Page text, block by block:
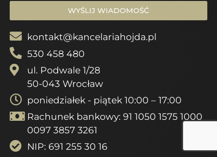
kontakt@kancelariahojda.pl
530 458 480
ul. Podwale 1/28
50-043 Wrocław
poniedziałek - piątek 10:00 – 17:00
Rachunek bankowy: 91 1050 1575 1000
0097 3857 3261
NIP: 691 255 30 16
WYŚLIJ WIADOMOŚĆ